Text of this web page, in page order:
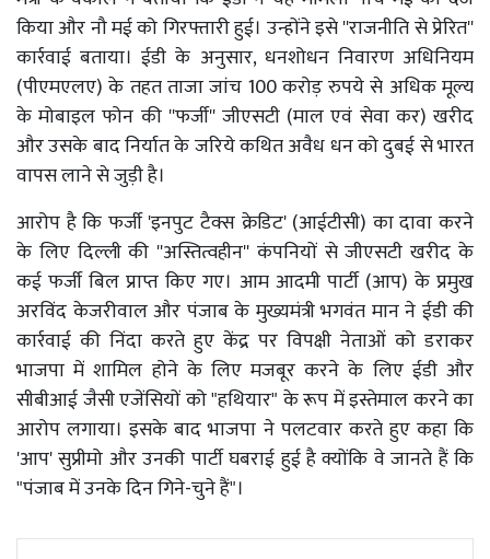
किया और नौ मई को गिरफ्तारी हुई। उन्होंने इसे ''राजनीति से प्रेरित''
कार्रवाई बताया। ईडी के अनुसार, धनशोधन निवारण अधिनियम
(पीएमएलए) के तहत ताजा जांच 100 करोड़ रुपये से अधिक मूल्य
के मोबाइल फोन की ''फर्जी'' जीएसटी (माल एवं सेवा कर) खरीद
और उसके बाद निर्यात के जरिये कथित अवैध धन को दुबई से भारत
वापस लाने से जुड़ी है।
आरोप है कि फर्जी 'इनपुट टैक्स क्रेडिट' (आईटीसी) का दावा करने
के लिए दिल्ली की ''अस्तित्वहीन'' कंपनियों से जीएसटी खरीद के
कई फर्जी बिल प्राप्त किए गए। आम आदमी पार्टी (आप) के प्रमुख
अरविंद केजरीवाल और पंजाब के मुख्यमंत्री भगवंत मान ने ईडी की
कार्रवाई की निंदा करते हुए केंद्र पर विपक्षी नेताओं को डराकर
भाजपा में शामिल होने के लिए मजबूर करने के लिए ईडी और
सीबीआई जैसी एजेंसियों को "हथियार" के रूप में इस्तेमाल करने का
आरोप लगाया। इसके बाद भाजपा ने पलटवार करते हुए कहा कि
'आप' सुप्रीमो और उनकी पार्टी घबराई हुई है क्योंकि वे जानते हैं कि
"पंजाब में उनके दिन गिने-चुने हैं"।